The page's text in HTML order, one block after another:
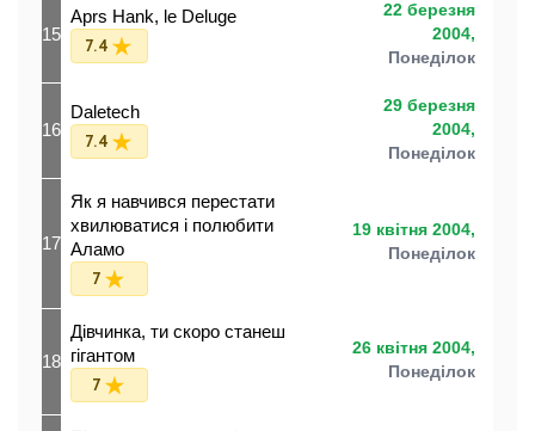
15
Aprs Hank, le Deluge
7.4
22 березня
2004,
Понеділок
16
Daletech
7.4
29 березня
2004,
Понеділок
17
Як я навчився перестати
хвилюватися і полюбити
Аламо
7
19 квітня 2004,
Понеділок
18
Дівчинка, ти скоро станеш
гігантом
7
26 квітня 2004,
Понеділок